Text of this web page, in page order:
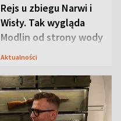
Rejs u zbiegu Narwi i
Wisły. Tak wygląda
Modlin od strony wody
Aktualności